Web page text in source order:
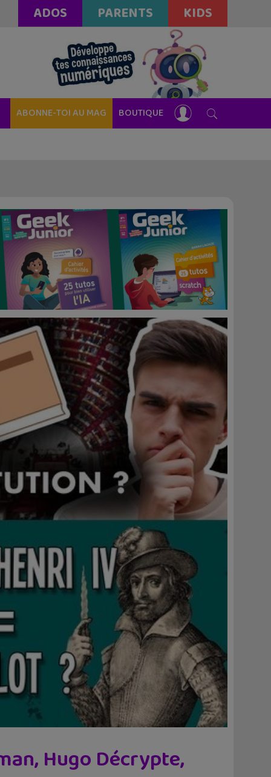
ADOS PARENTS KIDS
ABONNE-TOI AU MAG BOUTIQUE
Hugo Décrypte,